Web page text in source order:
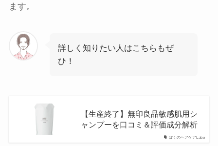
ます。
詳しく知りたい人はこちらもぜ
ひ！
ぼくのヘアケアLabo
【生産終了】無印良品敏感肌用シ
ャンプーを口コミ＆評価成分解析